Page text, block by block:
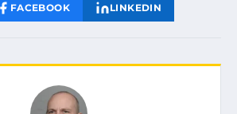
FACEBOOK LINKEDIN